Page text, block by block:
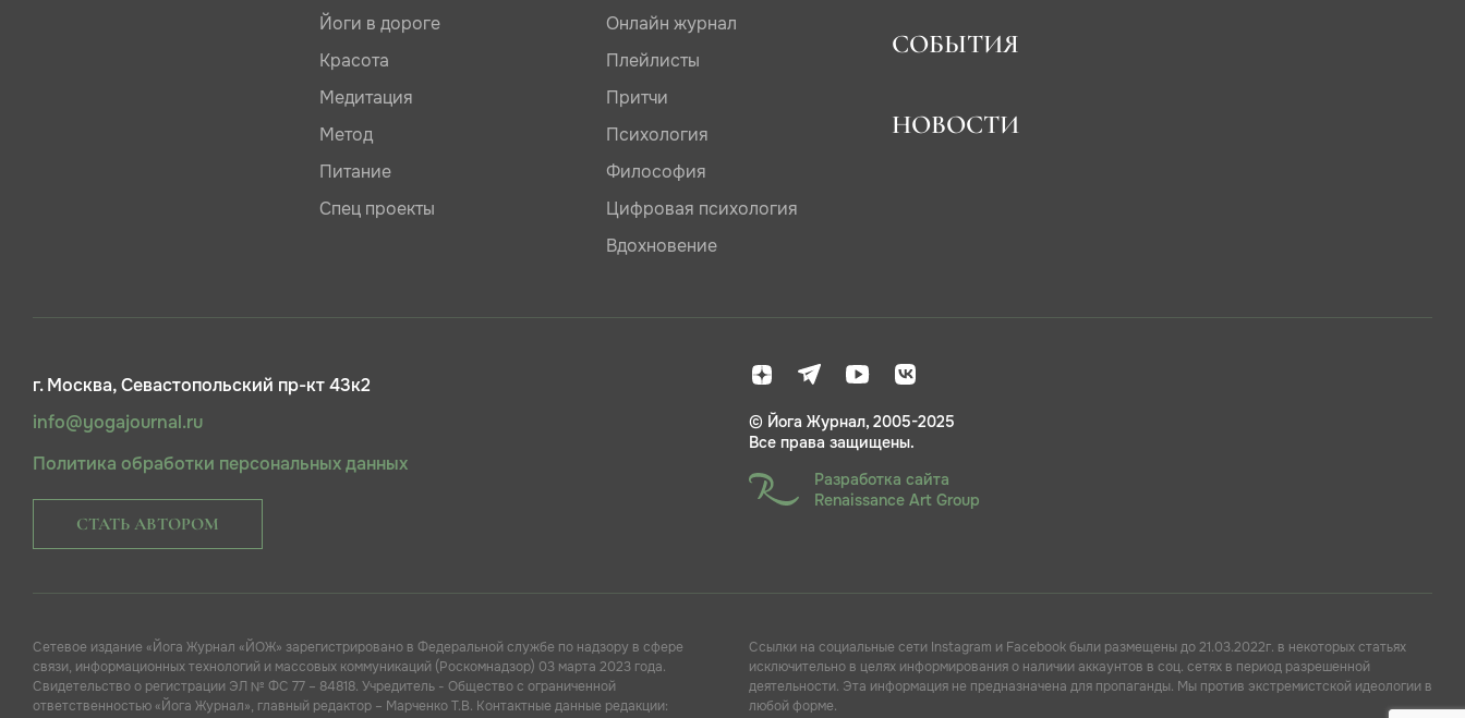
Йоги в дороге
Красота
Медитация
Метод
Питание
Спец проекты
Онлайн журнал
Плейлисты
Притчи
Психология
Философия
Цифровая психология
Вдохновение
СОБЫТИЯ
НОВОСТИ
г. Москва, Севастопольский пр-кт 43к2
info@yogajournal.ru
Политика обработки персональных данных
СТАТЬ АВТОРОМ
© Йога Журнал, 2005-2025
Все права защищены.
Разработка сайта
Renaissance Art Group
Сетевое издание «Йога Журнал «ЙОЖ» зарегистрировано в Федеральной службе по надзору в сфере
связи, информационных технологий и массовых коммуникаций (Роскомнадзор) 03 марта 2023 года.
Свидетельство о регистрации ЭЛ № ФС 77 – 84818. Учредитель - Общество с ограниченной
ответственностью «Йога Журнал», главный редактор – Марченко Т.В. Контактные данные редакции:
Ссылки на социальные сети Instagram и Facebook были размещены до 21.03.2022г. в некоторых статьях
исключительно в целях информирования о наличии аккаунтов в соц. сетях в период разрешенной
деятельности. Эта информация не предназначена для пропаганды. Мы против экстремистской идеологии в
любой форме.